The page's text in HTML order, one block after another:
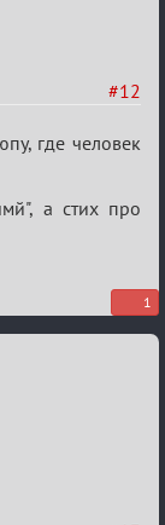
#12
где человек
а стих про
1